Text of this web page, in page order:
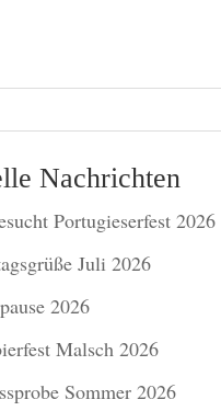
Nachrichten
Portugieserfest 2026
Juli 2026
2026
Malsch 2026
Sommer 2026